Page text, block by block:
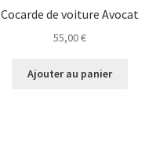
Cocarde de voiture Avocat
55,00€
Ajouter au panier